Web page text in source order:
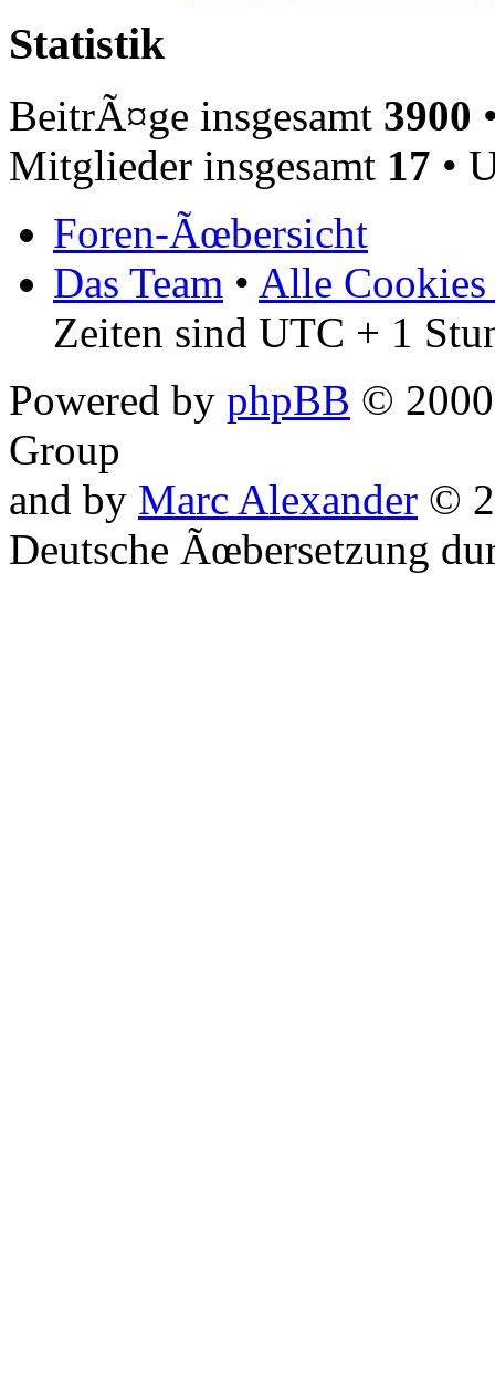
Statistik
BeitrÃ¤ge insgesamt 3900
Mitglieder insgesamt 17 •
Foren-Ãœbersicht
Das Team • Alle Cookies
Zeiten sind UTC + 1
Powered by phpBB ©
Group
and by Marc Alexander ©
Deutsche Ãœbersetzung